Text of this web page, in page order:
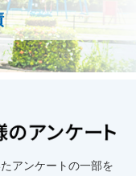
マツダ デミオ
アンケートの一部を